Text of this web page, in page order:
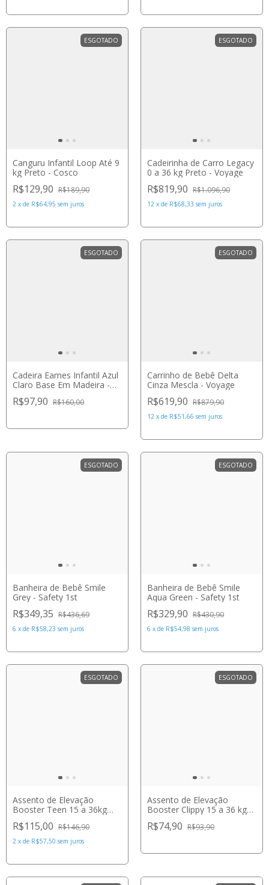
ESGOTADO
Canguru Infantil Loop Até 9
kg Preto - Cosco
R$129,90 R$189,90
2 x de R$64,95 sem juros
ESGOTADO
Cadeirinha de Carro Legacy
0 a 36 kg Preto - Voyage
R$819,90 R$1.096,90
12 x de R$68,33 sem juros
ESGOTADO
Cadeira Eames Infantil Azul
Claro Base Em Madeira -
R$97,90 R$160,00
ESGOTADO
Carrinho de Bebê Delta
Cinza Mescla - Voyage
R$619,90 R$879,90
12 x de R$51,66 sem juros
ESGOTADO
Banheira de Bebê Smile
Grey - Safety 1st
R$349,35 R$436,69
6 x de R$58,23 sem juros
ESGOTADO
Banheira de Bebê Smile
Aqua Green - Safety 1st
R$329,90 R$430,90
6 x de R$54,98 sem juros
ESGOTADO
Assento de Elevação
Booster Teen 15 a 36kg
R$115,00 R$146,90
2 x de R$57,50 sem juros
ESGOTADO
Assento de Elevação
Booster Clippy 15 a 36 kg
R$74,90 R$93,90